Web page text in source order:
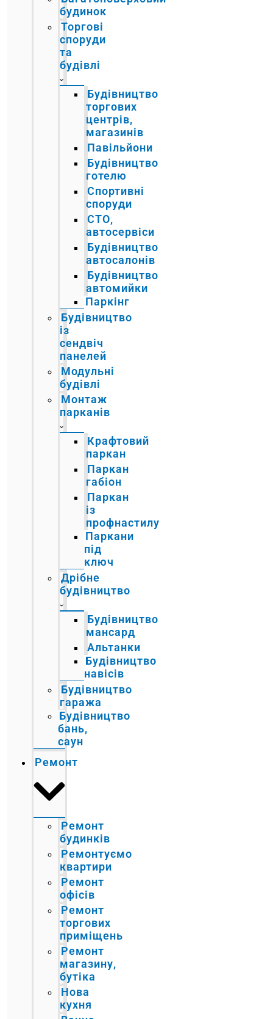
будинок
Торгові
споруди
та
будівлі
Будівництво
торгових
центрів,
магазинів
Павільйони
Будівництво
готелю
Спортивні
споруди
СТО,
автосервіси
Будівництво
автосалонів
Будівництво
автомийки
Паркінг
Будівництво
із
сендвіч
панелей
Модульні
будівлі
Монтаж
парканів
Крафтовий
паркан
Паркан
габіон
Паркан
із
профнастилу
Паркани
під
ключ
Дрібне
будівництво
Будівництво
мансард
Альтанки
Будівництво
навісів
Будівництво
гаража
Будівництво
бань,
саун
Ремонт
Ремонт
будинків
Ремонтуємо
квартири
Ремонт
офісів
Ремонт
торгових
приміщень
Ремонт
магазину,
бутіка
Нова
кухня